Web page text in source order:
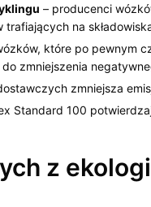
– producenci
na
które po pewnym
zmniejszenia
zmniejsza
Standard 100
z